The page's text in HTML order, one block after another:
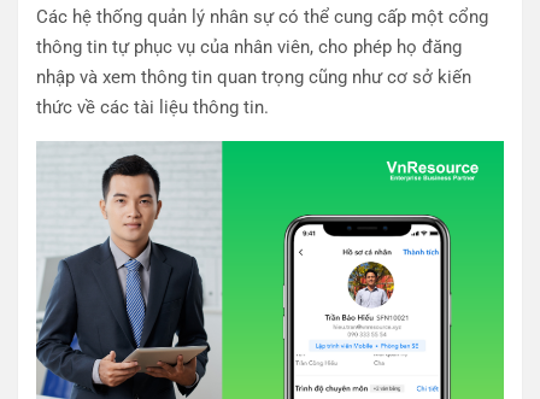
Các hệ thống quản lý nhân sự có thể cung cấp một cổng
thông tin tự phục vụ của nhân viên, cho phép họ đăng
nhập và xem thông tin quan trọng cũng như cơ sở kiến ​​
thức về các tài liệu thông tin.